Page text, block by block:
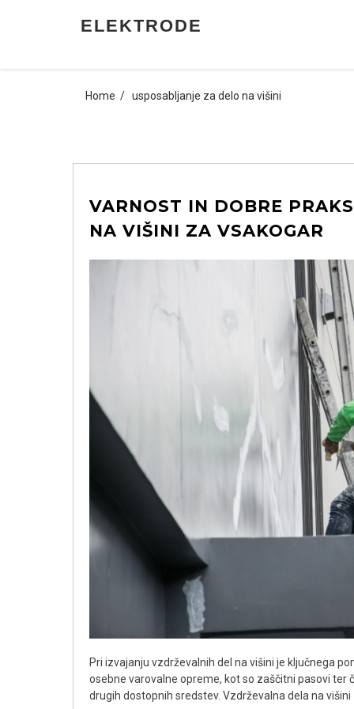
ELEKTRODE
Home usposabljanje za delo na višini
VARNOST IN DOBRE
NA VIŠINI ZA VSAKOGAR
Pri izvajanju vzdrževalnih del na višini je ključnega
osebne varovalne opreme, kot so zaščitni pasovi ter
drugih dostopnih sredstev. Vzdrževalna dela na